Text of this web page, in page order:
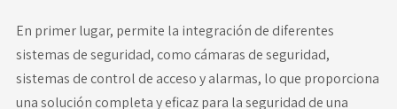
En primer lugar, permite la integración de diferentes
sistemas de seguridad, como cámaras de seguridad,
sistemas de control de acceso y alarmas, lo que proporciona
una solución completa y eficaz para la seguridad de una